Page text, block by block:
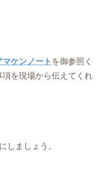
ケンノート を御参照く
を現場から伝えてくれ
しましょう。